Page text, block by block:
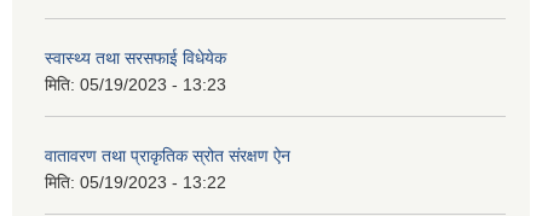
स्वास्थ्य तथा सरसफाई विधेयेक
मिति: 05/19/2023 - 13:23
वातावरण तथा प्राकृतिक स्रोत संरक्षण ऐन
मिति: 05/19/2023 - 13:22